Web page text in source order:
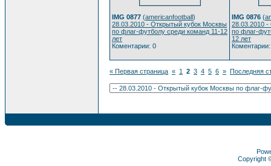
IMG 0877 (americanfootball)
28.03.2010 - Открытый кубок Москвы
по флаг-футболу среди команд 11-12
лет
Коментарии: 0
IMG 0876 (
28.03.2010
по флаг-
12 лет
« Первая страница « 1 2 3 4 5 6 » Последняя
Copyright